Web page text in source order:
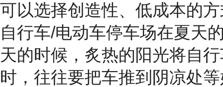
可以选择创造性、低成本的
自行车/电动车停车场在夏天
天的时候，炙热的阳光将自
时，往往要把车推到阴凉处